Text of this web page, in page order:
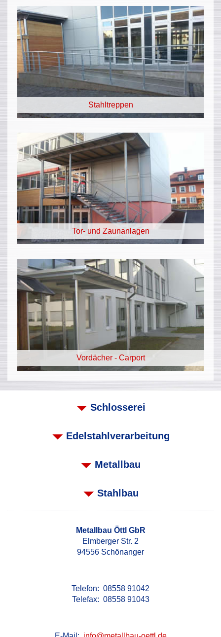
Stahltreppen
Tor- und Zaunanlagen
Vordächer - Carport
Schlosserei
Edelstahlverarbeitung
Metallbau
Stahlbau
Metallbau Öttl GbR
Elmberger Str. 2
94556 Schönanger
Telefon: 08558 91042
Telefax: 08558 91043